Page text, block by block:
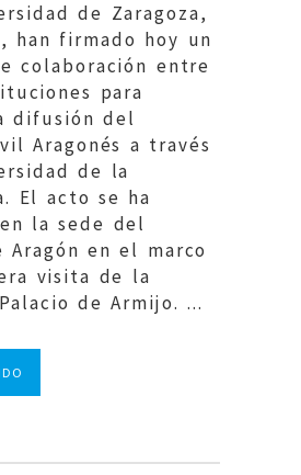
de Zaragoza,
han firmado hoy un
colaboración entre
para
difusión del
Aragonés a través
de la
El acto se ha
la sede del
en el marco
visita de la
de Armijo. ...